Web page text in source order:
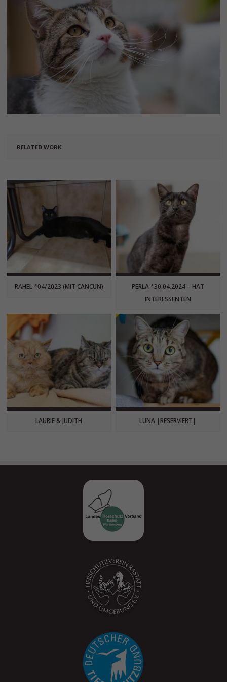
RELATED WORK
RAHEL *04/2023 (MIT CANCUN)
PERLA *30.04.2024 – HAT
INTERESSENTEN
LAURIE & JUDITH LUNA |RESERVIERT|